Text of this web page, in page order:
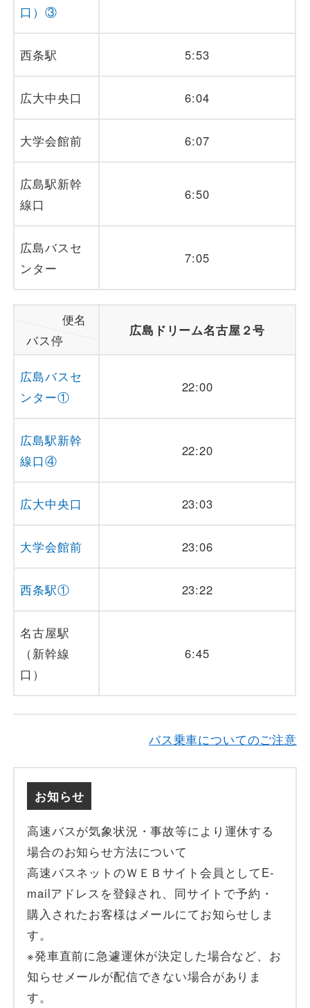
安全安心への取組み
よくあるご質問
遅延証明書
口）③
西条駅 5:53
広大中央口 6:04
大学会館前 6:07
広島駅新幹
線口
6:50
広島バスセ
ンター
7:05
便名
バス停
広島ドリーム名古屋２号
広島バスセ
ンター①
22:00
広島駅新幹
線口④
22:20
広大中央口 23:03
大学会館前 23:06
西条駅① 23:22
名古屋駅
（新幹線
口）
6:45
バス乗車についてのご注意
お知らせ
高速バスが気象状況・事故等により運休する
場合のお知らせ方法について
高速バスネットのＷＥＢサイト会員としてE-
mailアドレスを登録され、同サイトで予約・
購入されたお客様はメールにてお知らせしま
す。
※発車直前に急遽運休が決定した場合など、お
知らせメールが配信できない場合がありま
す。